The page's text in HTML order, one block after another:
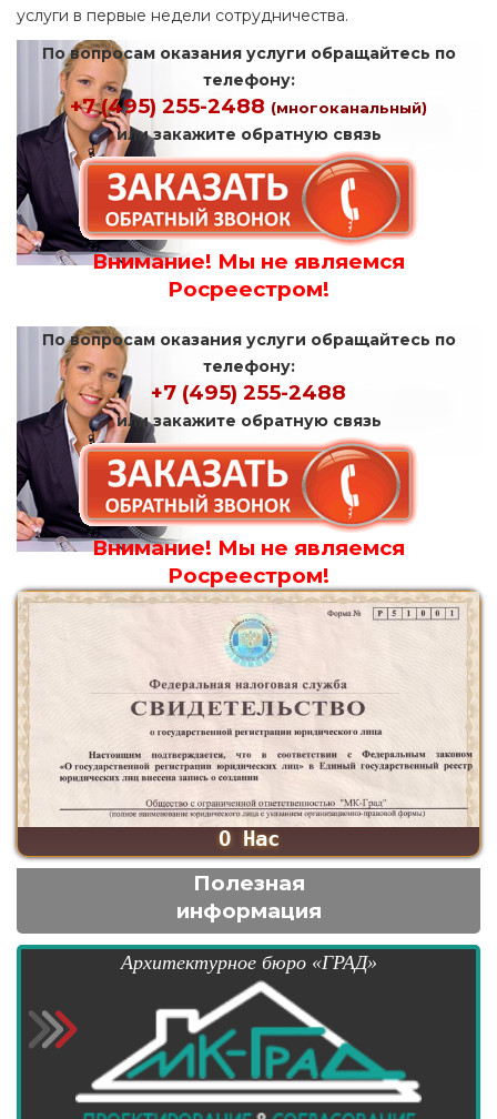
услуги в первые недели сотрудничества.
По вопросам оказания услуги обращайтесь по
телефону:
+7 (495) 255-2488 (многоканальный)
или закажите обратную связь
Внимание! Мы не являемся
Росреестром!
По вопросам оказания услуги обращайтесь по
телефону:
+7 (495) 255-2488
или закажите обратную связь
Внимание! Мы не являемся
Росреестром!
О Нас
Полезная
информация
Архитектурное бюро «ГРАД»